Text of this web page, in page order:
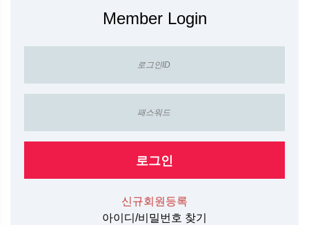
Member Login
로그인
신규회원등록
아이디/비밀번호 찾기